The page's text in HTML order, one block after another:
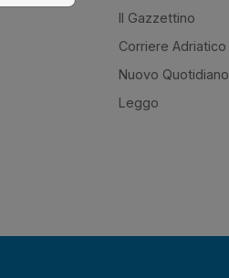
Il Gazzettino
Corriere Adriatico
Nuovo
Leggo